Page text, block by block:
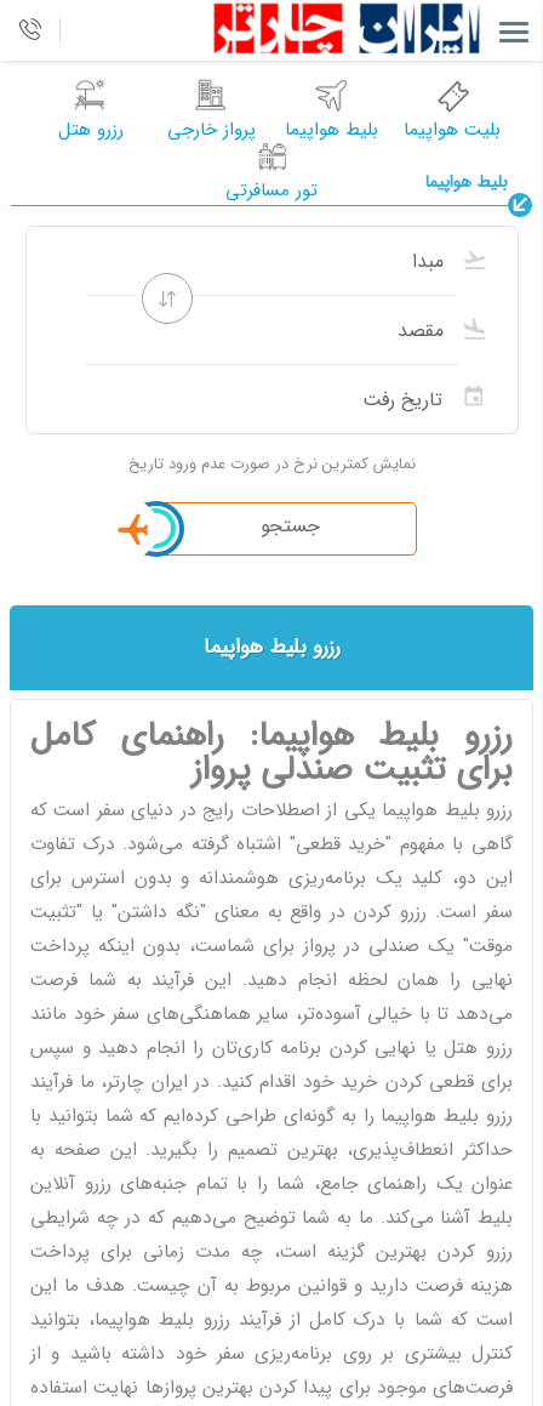
بلیت هواپیما بلیط هواپیما پرواز خارجی رزرو هتل
تور مسافرتی بلیط هواپیما
نمایش کمترین نرخ در صورت عدم ورود تاریخ
جستجو
رزرو بلیط هواپیما
رزرو بلیط هواپیما: راهنمای کامل
برای تثبیت صندلی پرواز
رزرو بلیط هواپیما یکی از اصطلاحات رایج در دنیای سفر است که
گاهی با مفهوم "خرید قطعی" اشتباه گرفته می‌شود. درک تفاوت
این دو، کلید یک برنامه‌ریزی هوشمندانه و بدون استرس برای
سفر است. رزرو کردن در واقع به معنای "نگه داشتن" یا "تثبیت
موقت" یک صندلی در پرواز برای شماست، بدون اینکه پرداخت
نهایی را همان لحظه انجام دهید. این فرآیند به شما فرصت
می‌دهد تا با خیالی آسوده‌تر، سایر هماهنگی‌های سفر خود مانند
رزرو هتل یا نهایی کردن برنامه کاری‌تان را انجام دهید و سپس
برای قطعی کردن خرید خود اقدام کنید. در ایران چارتر، ما فرآیند
رزرو بلیط هواپیما را به گونه‌ای طراحی کرده‌ایم که شما بتوانید با
حداکثر انعطاف‌پذیری، بهترین تصمیم را بگیرید. این صفحه به
عنوان یک راهنمای جامع، شما را با تمام جنبه‌های رزرو آنلاین
بلیط آشنا می‌کند. ما به شما توضیح می‌دهیم که در چه شرایطی
رزرو کردن بهترین گزینه است، چه مدت زمانی برای پرداخت
هزینه فرصت دارید و قوانین مربوط به آن چیست. هدف ما این
است که شما با درک کامل از فرآیند رزرو بلیط هواپیما، بتوانید
کنترل بیشتری بر روی برنامه‌ریزی سفر خود داشته باشید و از
فرصت‌های موجود برای پیدا کردن بهترین پروازها نهایت استفاده